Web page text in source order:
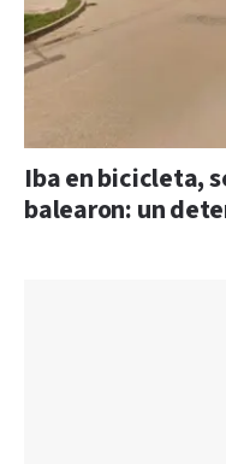
Iba en bicicleta,
balearon: un